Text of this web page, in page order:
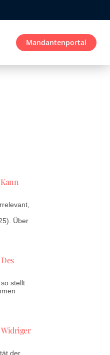
Mandantenportal
Über
stellt
Widriger
der